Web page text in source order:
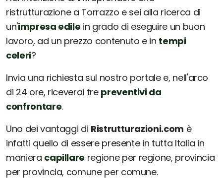
ristrutturazione a Torrazzo e sei alla ricerca di
un'impresa edile in grado di eseguire un buon
lavoro, ad un prezzo contenuto e in tempi
celeri?
Invia una richiesta sul nostro portale e, nell'arco
di 24 ore, riceverai tre preventivi da
confrontare.
Uno dei vantaggi di Ristrutturazioni.com è
infatti quello di essere presente in tutta Italia in
maniera capillare regione per regione, provincia
per provincia, comune per comune.